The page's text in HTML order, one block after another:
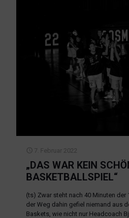
7. Februar 2022
„DAS WAR KEIN
BASKETBALLSPIEL“
(ts) Zwar steht nach 40 Minuten der
der Weg dahin gefiel niemand aus
Baskets, wie nicht nur Headcoach